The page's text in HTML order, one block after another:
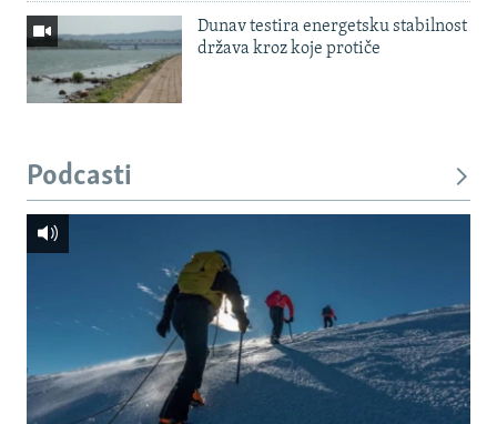
Dunav testira energetsku stabilnost
država kroz koje protiče
Podcasti